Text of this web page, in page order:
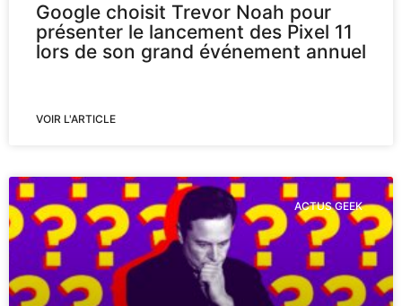
Google choisit Trevor Noah pour
présenter le lancement des Pixel 11
lors de son grand événement annuel
VOIR L'ARTICLE
ACTUS GEEK